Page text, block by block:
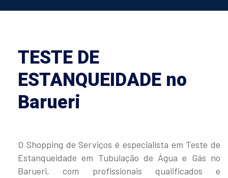
TESTE DE
ESTANQUEIDADE no
Barueri
O Shopping de Serviços é especialista em Teste de
Estanqueidade em Tubulação de Água e Gás no
Barueri, com profissionais qualificados e